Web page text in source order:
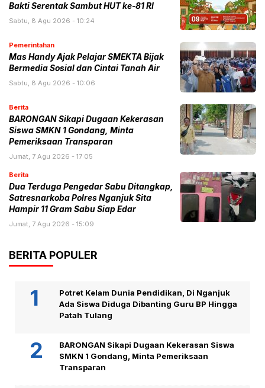
Bakti Serentak Sambut HUT ke-81 RI
Sabtu, 8 Agu 2026 - 10:24
Pemerintahan
Mas Handy Ajak Pelajar SMEKTA Bijak
Bermedia Sosial dan Cintai Tanah Air
Sabtu, 8 Agu 2026 - 10:06
Berita
BARONGAN Sikapi Dugaan Kekerasan
Siswa SMKN 1 Gondang, Minta
Pemeriksaan Transparan
Jumat, 7 Agu 2026 - 17:05
Berita
Dua Terduga Pengedar Sabu Ditangkap,
Satresnarkoba Polres Nganjuk Sita
Hampir 11 Gram Sabu Siap Edar
Jumat, 7 Agu 2026 - 15:09
BERITA POPULER
Potret Kelam Dunia Pendidikan, Di Nganjuk
Ada Siswa Diduga Dibanting Guru BP Hingga
Patah Tulang
BARONGAN Sikapi Dugaan Kekerasan Siswa
SMKN 1 Gondang, Minta Pemeriksaan
Transparan